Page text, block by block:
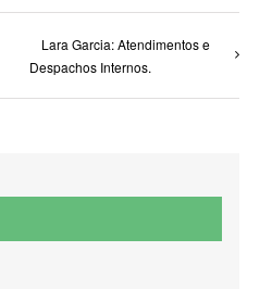
Lara Garcia: Atendimentos e
Despachos Internos.